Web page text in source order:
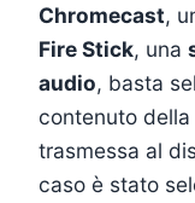
Chromecast,
Fire Stick, una
audio, basta
contenuto
trasmessa al
caso è stato